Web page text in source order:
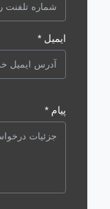
ایمیل *